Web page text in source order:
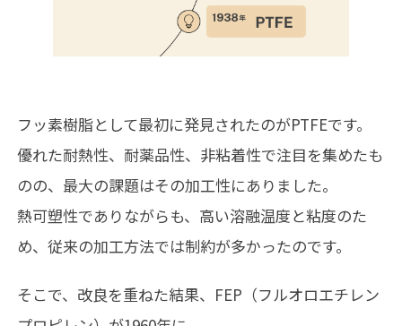
フッ素樹脂として最初に発見されたのがPTFEです。
優れた耐熱性、耐薬品性、非粘着性で注目を集めたも
のの、最大の課題はその加工性にありました。
熱可塑性でありながらも、高い溶融温度と粘度のた
め、従来の加工方法では制約が多かったのです。
そこで、改良を重ねた結果、FEP（フルオロエチレン